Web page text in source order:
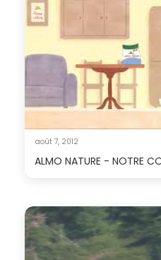
août 7, 2012
ALMO NATURE - NOTRE